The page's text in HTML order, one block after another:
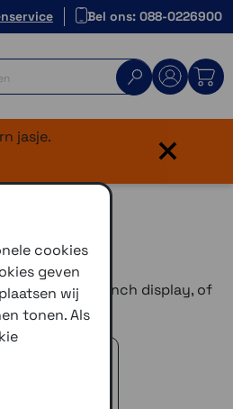
Bel ons: 088-0226900
jasje.
×
het grote 6 inch display, of
.
cookies
geven
wij
tonen. Als